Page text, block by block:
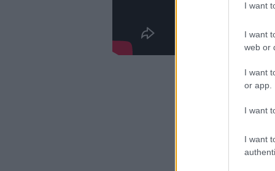
I want
I want
web or
I want
or app.
I want
I want